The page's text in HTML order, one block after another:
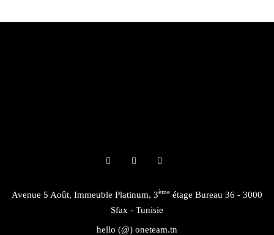
Avenue 5 Août, Immeuble Platinum, 3ème étage Bureau 36 - 3000
Sfax - Tunisie
hello (@) oneteam.tn